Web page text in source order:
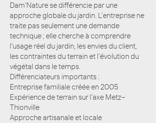
Dam’Nature se différencie par une
approche globale du jardin. L’entreprise ne
traite pas seulement une demande
technique ; elle cherche à comprendre
l’usage réel du jardin, les envies du client,
les contraintes du terrain et l’évolution du
végétal dans le temps.
Différenciateurs importants :
Entreprise familiale créée en 2005
Expérience de terrain sur l’axe Metz–
Thionville
Approche artisanale et locale